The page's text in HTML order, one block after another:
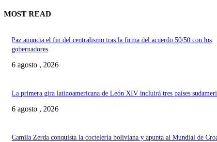
MOST READ
Paz anuncia el fin del centralismo tras la firma del acuerdo 50/50 con los
gobernadores
6 agosto , 2026
La primera gira latinoamericana de León XIV incluirá tres países
6 agosto , 2026
Camila Zerda conquista la coctelería boliviana y apunta al Mundial de